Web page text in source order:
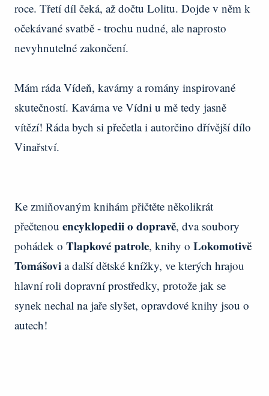
roce. Třetí díl čeká, až dočtu Lolitu. Dojde v něm k
očekávané svatbě - trochu nudné, ale naprosto
nevyhnutelné zakončení.
Mám ráda Vídeň, kavárny a romány inspirované
skutečností. Kavárna ve Vídni u mě tedy jasně
vítězí! Ráda bych si přečetla i autorčino dřívější dílo
Vinařství.
Ke zmiňovaným knihám přičtěte několikrát
přečtenou encyklopedii o dopravě, dva soubory
pohádek o Tlapkové patrole, knihy o Lokomotivě
Tomášovi a další dětské knížky, ve kterých hrajou
hlavní roli dopravní prostředky, protože jak se
synek nechal na jaře slyšet, opravdové knihy jsou o
autech!